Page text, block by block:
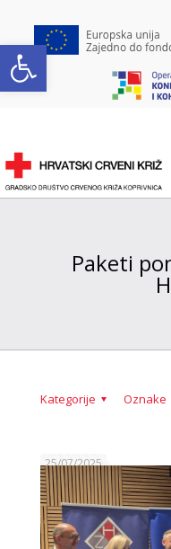
Open toolbar
Paketi
Kategorije Oznake
25/07/2025